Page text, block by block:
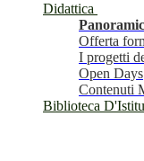
Didattica
Offerta
I progetti
Open Days
Contenuti
Biblioteca